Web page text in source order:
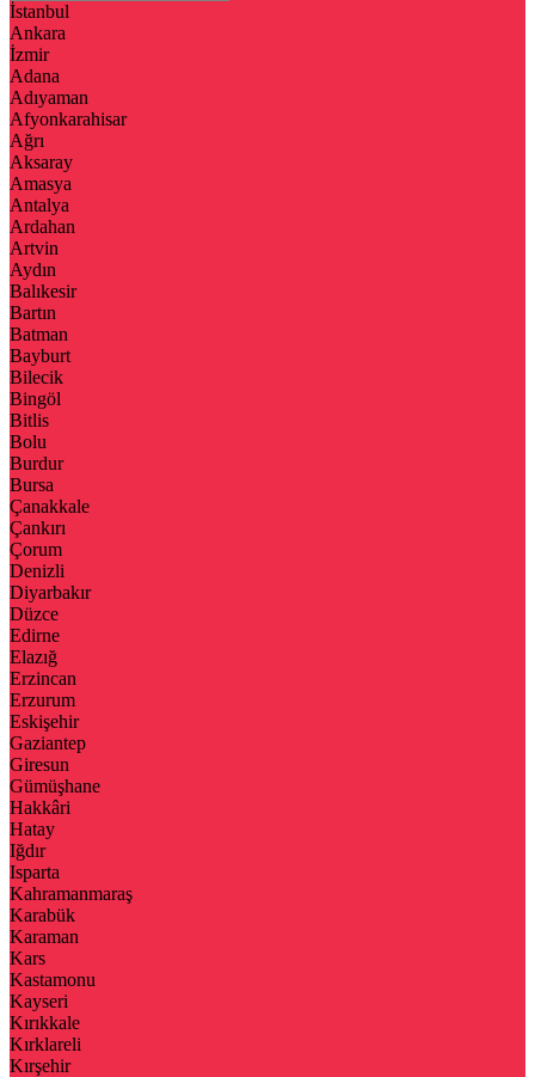
İstanbul
Ankara
İzmir
Adana
Adıyaman
Afyonkarahisar
Ağrı
Aksaray
Amasya
Antalya
Ardahan
Artvin
Aydın
Balıkesir
Bartın
Batman
Bayburt
Bilecik
Bingöl
Bitlis
Bolu
Burdur
Bursa
Çanakkale
Çankırı
Çorum
Denizli
Diyarbakır
Düzce
Edirne
Elazığ
Erzincan
Erzurum
Eskişehir
Gaziantep
Giresun
Gümüşhane
Hakkâri
Hatay
Iğdır
Isparta
Kahramanmaraş
Karabük
Karaman
Kars
Kastamonu
Kayseri
Kırıkkale
Kırklareli
Kırşehir